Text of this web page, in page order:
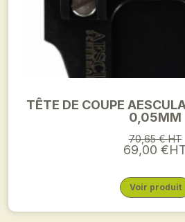
TÊTE DE COUPE
0,05MM
70,65 € HT
69,00
Voir produit